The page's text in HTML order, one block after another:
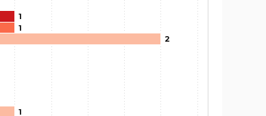
1
1
2
1